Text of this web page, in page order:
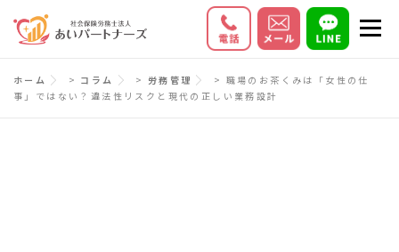
ン
メニ
初めての方へ サービス内容 料金
ホーム > コラム > 労務管理 > 職場のお茶くみは「女性の仕
事」ではない？違法性リスクと現代の正しい業務設計